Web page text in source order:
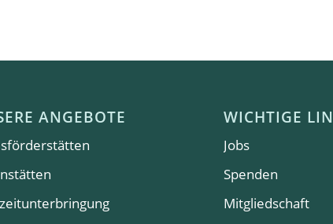
ANGEBOTE WICHTIGE
Jobs
Spenden
Mitgliedschaft